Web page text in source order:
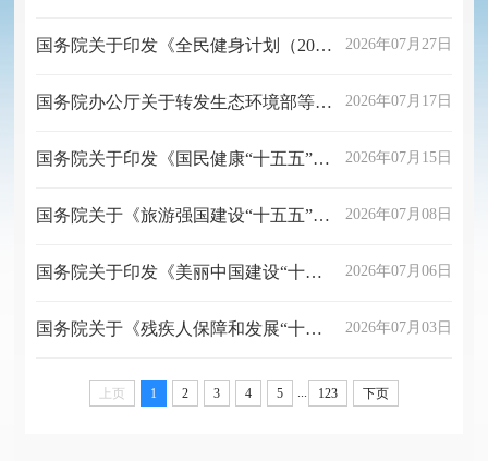
2026年07月27日
国务院关于印发《全民健身计划（2026—2030年）》的通知
2026年07月17日
国务院办公厅关于转发生态环境部等部门《群众身边水体保护治理行动方案》的通知
2026年07月15日
国务院关于印发《国民健康“十五五”规划》的通知
2026年07月08日
国务院关于《旅游强国建设“十五五”规划》的批复
2026年07月06日
国务院关于印发《美丽中国建设“十五五”规划》的通知
2026年07月03日
国务院关于《残疾人保障和发展“十五五”规划》的批复
上页 1 2 3 4 5 ... 123 下页